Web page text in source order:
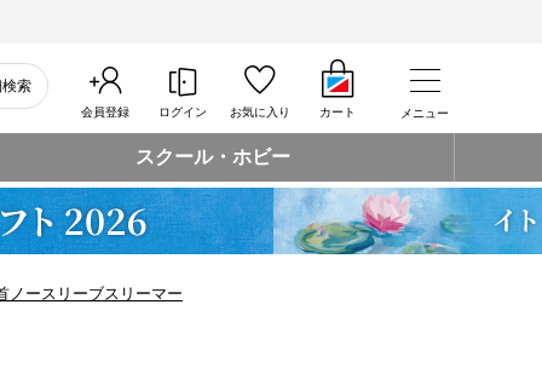
索
会員登録 ログイン お気に入り カート メニュー
スクール・ホビー
ースリーブスリーマー